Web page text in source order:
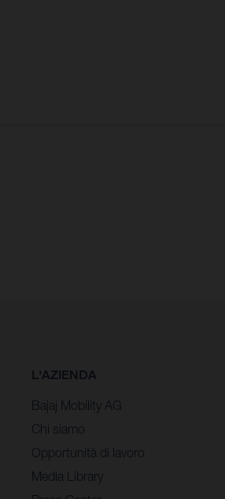
L'AZIENDA
Bajaj Mobility AG
Chi siamo
Opportunità di lavoro
Media Library